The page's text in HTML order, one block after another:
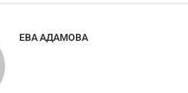
ЕВА АДАМОВА